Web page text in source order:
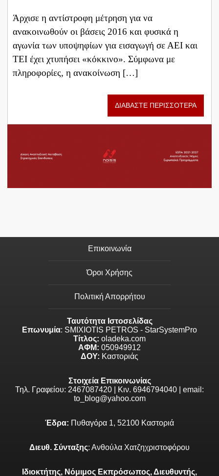
Άρχισε η αντίστροφη μέτρηση για να
ανακοινωθούν οι βάσεις 2016 και φυσικά η
αγωνία των υποψηφίων για εισαγωγή σε ΑΕΙ και
ΤΕΙ έχει χτυπήσει «κόκκινο». Σύμφωνα με
πληροφορίες, η ανακοίνωση […]
ΔΙΑΒΑΣΤΕ ΠΕΡΙΣΣΟΤΕΡΑ
Επικοινωνία
Όροι Χρήσης
Πολιτική Απορρήτου
Ταυτότητα Ιστοσελίδας
Επωνυμία: SMIXIOTIS PETROS - StarSystemPro
Τίτλος: oladeka.com
ΑΦΜ: 050949912
ΔΟΥ: Καστοριάς
Στοιχεία Επικοινωνίας
Τηλ. Γραφείου: 2467087420 | Κιν. 6946794040 | email:
to_blog@yahoo.com
Έδρα: Πυθαγόρα 1, 52100 Καστοριά
Διευθ. Σύνταξης: Ανθούλα Χατζηχριστοφόρου
Ιδιοκτήτης, Νόμιμος Εκπρόσωπος, Διευθυντής,